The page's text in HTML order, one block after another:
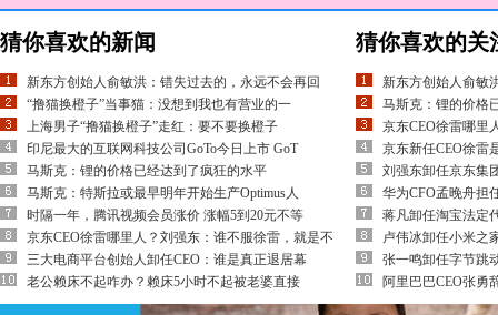
猜你喜欢的新闻
新东方创始人俞敏洪：错失过去的，永远不会再回
“撸猫换橙子”当事猫：没想到我也有营业的一
上海男子“撸猫换橙子”走红：要不要换橙子
印尼最大的互联网科技公司GoTo今日上市 GoT
马斯克：锂的价格已经达到了疯狂的水平
马斯克：特斯拉或最早明年开始生产Optimus人
时隔一年，腾讯视频会员涨价 涨幅5到20元不等
京东CEO徐雷哪里人？刘强东：谁不服徐雷，就是不
三大电商平台创始人卸任CEO：谁是真正退居幕
老公赖床不起咋办？赖床5小时不起被老婆直接
猜你喜欢的关
新东方创始人俞敏
马斯克：锂的价格
京东CEO徐雷哪里
京东新任CEO徐雷
刘强东卸任京东集
华为CFO孟晚舟担
蒋凡卸任淘宝法定
卢伟冰卸任小米之
张一鸣卸任字节跳
阿里巴巴CEO张勇